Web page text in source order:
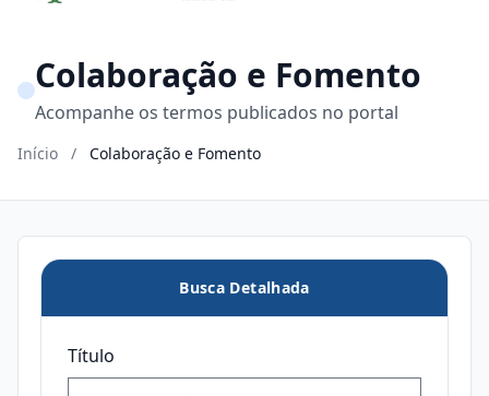
Colaboração e Fomento
Acompanhe os termos publicados no portal
Início / Colaboração e Fomento
Busca Detalhada
Título